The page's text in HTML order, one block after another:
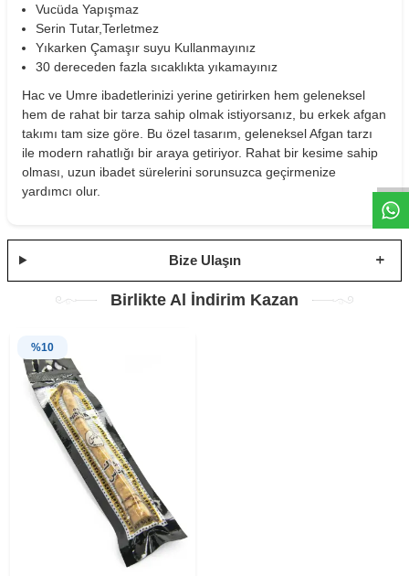
Vucüda Yapışmaz
Serin Tutar,Terletmez
Yıkarken Çamaşır suyu Kullanmayınız
30 dereceden fazla sıcaklıkta yıkamayınız
Hac ve Umre ibadetlerinizi yerine getirirken hem geleneksel
hem de rahat bir tarza sahip olmak istiyorsanız, bu erkek afgan
takımı tam size göre. Bu özel tasarım, geleneksel Afgan tarzı
ile modern rahatlığı bir araya getiriyor. Rahat bir kesime sahip
olması, uzun ibadet sürelerini sorunsuzca geçirmenize
yardımcı olur.
Bize Ulaşın
Birlikte Al İndirim Kazan
%10